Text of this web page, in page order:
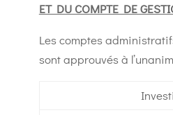
ET DU COMPTE DE
Les comptes
sont approuvés à